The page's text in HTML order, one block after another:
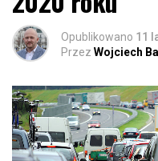
Opublikowano 11
Przez Wojciech